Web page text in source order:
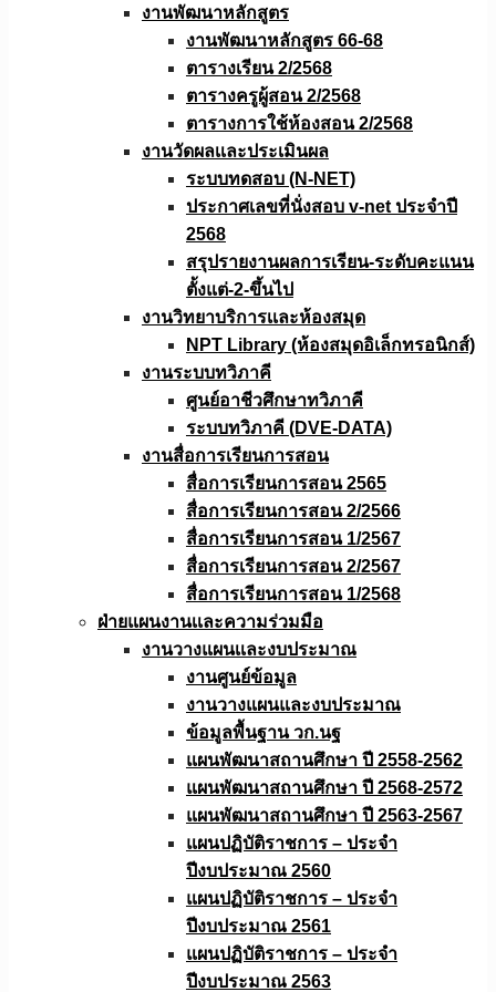
งานพัฒนาหลักสูตร
งานพัฒนาหลักสูตร 66-68
ตารางเรียน 2/2568
ตารางครูผู้สอน 2/2568
ตารางการใช้ห้องสอน 2/2568
งานวัดผลเเละประเมินผล
ระบบทดสอบ (N-NET)
ประกาศเลขที่นั่งสอบ v-net ประจำปี
2568
สรุปรายงานผลการเรียน-ระดับคะแนน
ตั้งแต่-2-ขึ้นไป
งานวิทยาบริการเเละห้องสมุด
NPT Library (ห้องสมุดอิเล็กทรอนิกส์)
งานระบบทวิภาคี
ศูนย์อาชีวศึกษาทวิภาคี
ระบบทวิภาคี (DVE-DATA)
งานสื่อการเรียนการสอน
สื่อการเรียนการสอน 2565
สื่อการเรียนการสอน 2/2566
สื่อการเรียนการสอน 1/2567
สื่อการเรียนการสอน 2/2567
สื่อการเรียนการสอน 1/2568
ฝ่ายแผนงานเเละความร่วมมือ
งานวางแผนเเละงบประมาณ
งานศูนย์ข้อมูล
งานวางแผนและงบประมาณ
ข้อมูลพื้นฐาน วก.นฐ
แผนพัฒนาสถานศึกษา ปี 2558-2562
แผนพัฒนาสถานศึกษา ปี 2568-2572
แผนพัฒนาสถานศึกษา ปี 2563-2567
แผนปฏิบัติราชการ – ประจำ
ปีงบประมาณ 2560
แผนปฏิบัติราชการ – ประจำ
ปีงบประมาณ 2561
แผนปฏิบัติราชการ – ประจำ
ปีงบประมาณ 2563